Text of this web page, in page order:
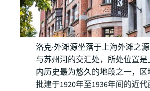
洛克·外滩源坐落于上海外滩之
与苏州河的交汇处，所处位置
内历史最为悠久的地段之一，
批建于1920年至1936年间的近代